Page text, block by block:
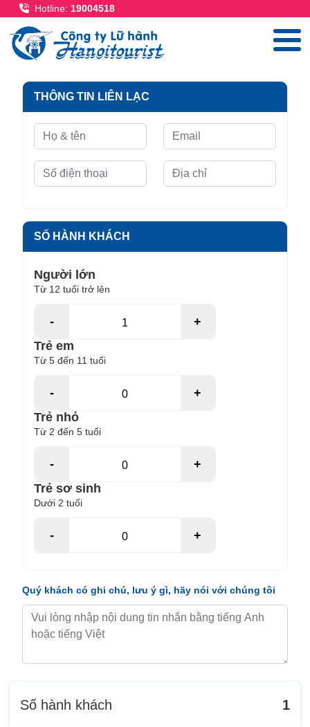
Hotline: 19004518
THÔNG TIN LIÊN LẠC
SỐ HÀNH KHÁCH
Người lớn
Từ 12 tuổi trở lên
-
+
Trẻ em
Từ 5 đến 11 tuổi
-
+
Trẻ nhỏ
Từ 2 đến 5 tuổi
-
+
Trẻ sơ sinh
Dưới 2 tuổi
- +
Quý khách có ghi chú, lưu ý gì, hãy nói với chúng tôi
Số hành khách 1